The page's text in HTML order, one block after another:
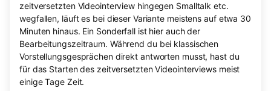
zeitversetzten Videointerview hingegen Smalltalk etc.
wegfallen, läuft es bei dieser Variante meistens auf etwa 30
Minuten hinaus. Ein Sonderfall ist hier auch der
Bearbeitungszeitraum. Während du bei klassischen
Vorstellungsgesprächen direkt antworten musst, hast du
für das Starten des zeitversetzten Videointerviews meist
einige Tage Zeit.